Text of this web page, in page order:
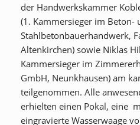
der Handwerkskammer
(1. Kammersieger im Beton-
Stahlbetonbauerhandwerk,
Altenkirchen) sowie Niklas
Kammersieger im
GmbH, Neunkhausen) am
teilgenommen. Alle
erhielten einen Pokal, eine
eingravierte Wasserwaage